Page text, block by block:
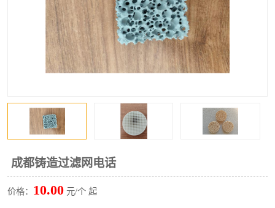
成都铸造过滤网电话
价格： 10.00 元/个 起